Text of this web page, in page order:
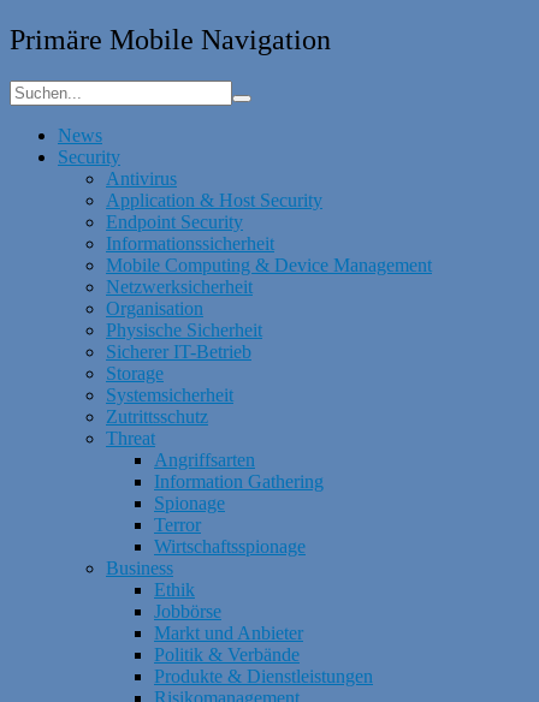
Primäre Mobile Navigation
News
Security
Antivirus
Application & Host Security
Endpoint Security
Informationssicherheit
Mobile Computing & Device Management
Netzwerksicherheit
Organisation
Physische Sicherheit
Sicherer IT-Betrieb
Storage
Systemsicherheit
Zutrittsschutz
Threat
Angriffsarten
Information Gathering
Spionage
Terror
Wirtschaftsspionage
Business
Ethik
Jobbörse
Markt und Anbieter
Politik & Verbände
Produkte & Dienstleistungen
Risikomanagement